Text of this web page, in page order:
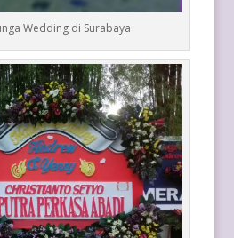
Wedding di Surabaya